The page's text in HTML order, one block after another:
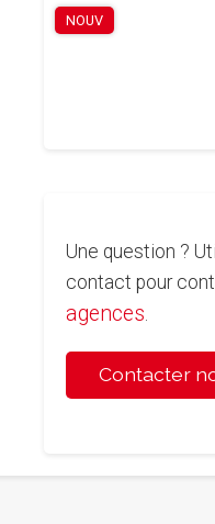
NOUV
Une question ?
contact pour
agences
Contacter